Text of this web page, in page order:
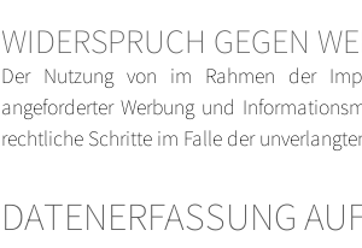
WIDERSPRUCH GEGEN
Der Nutzung von im Rahmen der
angeforderter Werbung und
rechtliche Schritte im Falle der
DATENERFASSUNG